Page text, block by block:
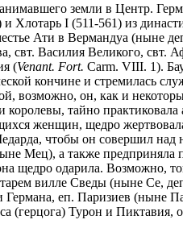
земли в Центр.
I (511-561) из
Ати в Вермандуа (ныне
свт. Василия Великого,
(Venant. Fort. Carm. VIII. 1).
кончине и стремилась
возможно, он, как и
тайно
женщин, щедро
чтобы он совершил над
Мец), а также
щедро одарила. Возможно,
вилле Сведы (ныне Се,
еп. Паризиев (ныне
(герцога) Турон и